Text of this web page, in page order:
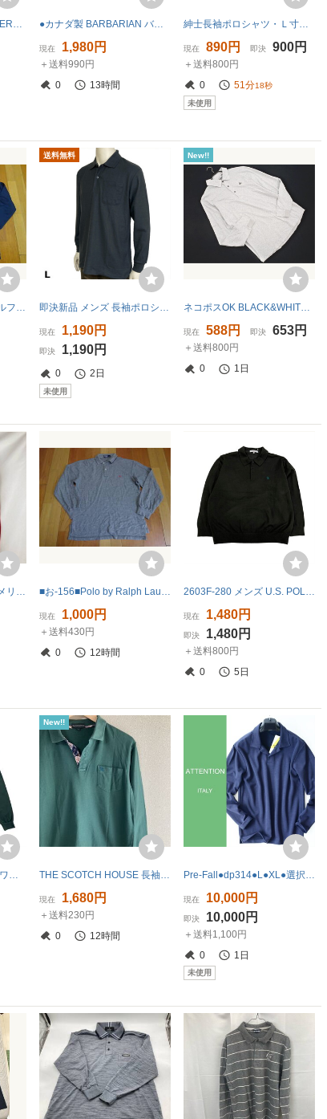
【新品・ 50サイズ】CHERVO・快適ストレッチ 速乾長袖ポロシャツ ●カナダ製 BARBARIAN バーバリアン コットン ボーダー ラガーシャツ L 白 ホワイト×グレー系 長袖 ポロシャツ ラグビー 古着 メンズ
現在 1,980円
＋送料990円
0
13時間
紳士長袖ポロシャツ・Ｌ寸・１着・Ａ３５２
現在 890円 即決 900円
＋送料800円
0
51分17秒
未使用
■お-151■Kent Bros ゴルフ 裏フリース長袖ポロシャツ サイズＬ
送料無料
即決新品 メンズ 長袖ポロシャツ 形状安定 カノコポロ チャコール L ポケット 送料無料 長袖 ポロ
現在 1,190円
即決 1,190円
0 2日
未使用
New!!
ネコポスOK BLACK&WHITE ブラック＆ホワイト 長袖 ポロシャツ sizeL/ライトグレー ■◇ ☆ gea7 メンズ
現在 588円 即決 653円
＋送料800円
0
1日
現在 1,000円
＋送料430円
0
12時間
現在 1,480円
即決 1,480円
＋送料800円
0
5日
New!!
現在 1,680円
＋送料230円
0
12時間
現在 10,000円
即決 10,000円
＋送料1,100円
0
1日
未使用